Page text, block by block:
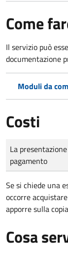
Come
Il servizio può
documentazione
Moduli da
Costi
Tipo di pagamento
Importo
La
pagamento
Se si chiede una
occorre
apporre sulla
Cosa